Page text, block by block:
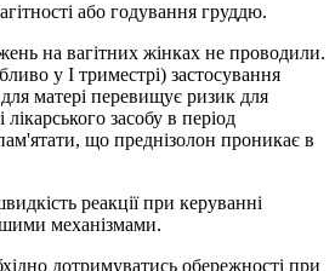
або годування груддю.
на вагітних жінках не проводили.
у Ι триместрі) застосування
матері перевищує ризик для
засобу в період
що преднізолон проникає в
реакції при керуванні
механізмами.
дотримуватись обережності при